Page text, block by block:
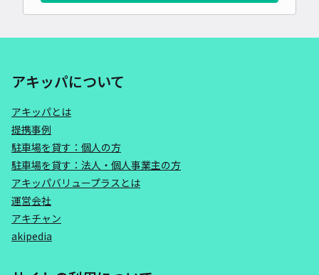
アキッパについて
アキッパとは
提携事例
駐車場を貸す：個人の方
駐車場を貸す：法人・個人事業主の方
アキッパバリュープラスとは
運営会社
アキチャン
akipedia